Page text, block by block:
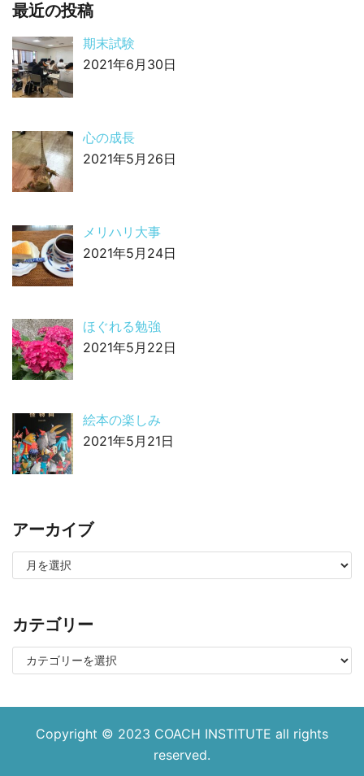
最近の投稿
期末試験
2021年6月30日
心の成長
2021年5月26日
メリハリ大事
2021年5月24日
ほぐれる勉強
2021年5月22日
絵本の楽しみ
2021年5月21日
アーカイブ
カテゴリー
Copyright © 2023 COACH INSTITUTE all rights
reserved.